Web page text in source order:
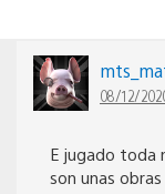
08/12/
E jugado toda
son unas